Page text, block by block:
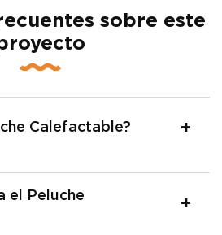
sobre este
Calefactable?
el Peluche